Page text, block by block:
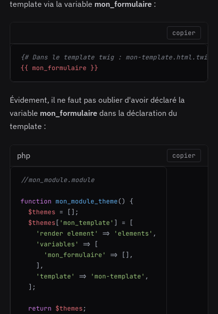
template via la variable mon_formulaire :
copier
{# Dans le template twig : mon-template.html.twig
{{ mon_formulaire }}
Évidement, il ne faut pas oublier d'avoir déclaré la
variable mon_formulaire dans la déclaration du
template :
php copier
//mon_module.module
function mon_module_theme() {
$themes = [];
$themes [ 'mon_template' ] = [
'render element'
=> 'elements' ,
'variables'
=> [
'mon_formulaire'
=> [],
    ],
'template'
=> 'mon-template' ,
  ];
return $themes;